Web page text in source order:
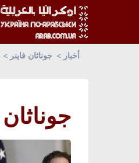
أخبار جوناثان فاينر
جوناثان